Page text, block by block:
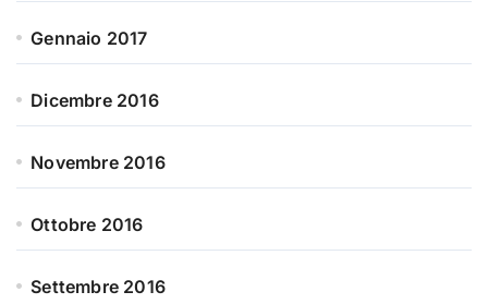
Gennaio 2017
Dicembre 2016
Novembre 2016
Ottobre 2016
Settembre 2016